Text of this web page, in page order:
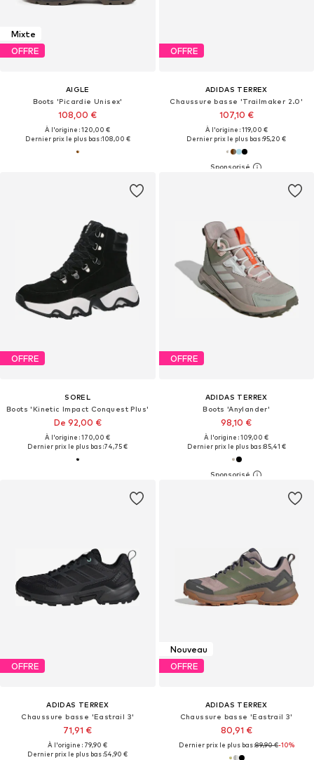
Mixte
OFFRE
AIGLE
Boots 'Picardie Unisex'
108,00 €
À l'origine : 120,00 €
Dernier prix le plus bas :108,00 €
OFFRE
ADIDAS TERREX
Chaussure basse 'Trailmaker 2.0'
107,10 €
À l'origine : 119,00 €
Dernier prix le plus bas :95,20 €
OFFRE
SOREL
Boots 'Kinetic Impact Conquest Plus'
De 92,00 €
À l'origine : 170,00 €
Dernier prix le plus bas :74,75 €
OFFRE
ADIDAS TERREX
Boots 'Anylander'
98,10 €
À l'origine : 109,00 €
Dernier prix le plus bas :85,41 €
OFFRE
ADIDAS TERREX
Chaussure basse 'Eastrail 3'
71,91 €
À l'origine : 79,90 €
Dernier prix le plus bas :54,90 €
Nouveau
OFFRE
ADIDAS TERREX
Chaussure basse 'Eastrail 3'
80,91 €
Dernier prix le plus bas :89,90 €-10%